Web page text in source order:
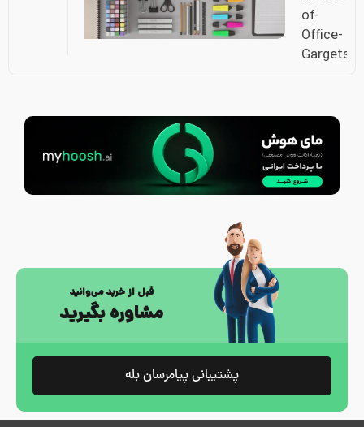
of-
Office-
Gargets
قبل از خرید می‌وانید
مشاوره بگیرید
پشتیبانی پیامرسان بله